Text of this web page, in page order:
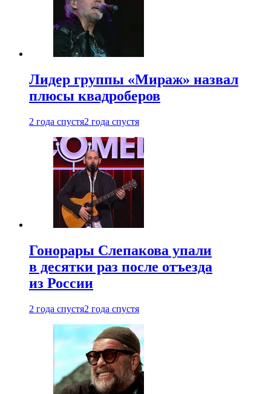
Лидер группы «Мираж» назвал
плюсы квадроберов
2 года спустя2 года спустя
Гонорары Слепакова упали
в десятки раз после отъезда
из России
2 года спустя2 года спустя